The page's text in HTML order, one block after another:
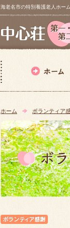
海老名市の特別養護老人ホー
ホーム ボランティア